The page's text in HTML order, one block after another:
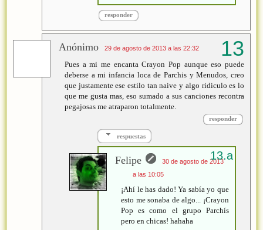
responder
Anónimo 29 de agosto de 2013 a las 22:32
Pues a mi me encanta Crayon Pop aunque eso puede
deberse a mi infancia loca de Parchis y Menudos, creo
que justamente ese estilo tan naive y algo ridiculo es lo
que me gusta mas, eso sumado a sus canciones recontra
pegajosas me atraparon totalmente.
responder
respuestas
Felipe
30 de agosto de 2013
a las 10:05
¡Ahí le has dado! Ya sabía yo que
esto me sonaba de algo... ¡Crayon
Pop es como el grupo Parchís
pero en chicas! hahaha